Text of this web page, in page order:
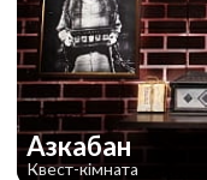
Азкабан
Квест-кімната